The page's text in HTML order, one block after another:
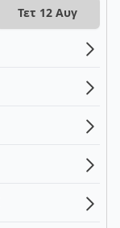
Τετ 12 Αυγ